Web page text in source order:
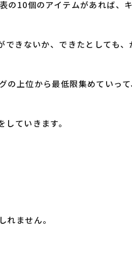
10個のアイテムがあれば、
きないか、できたとしても
上位から最低限集めていっ
ていきます。
ません。